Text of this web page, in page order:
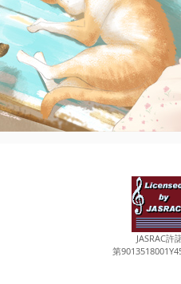
JASRAC許
第